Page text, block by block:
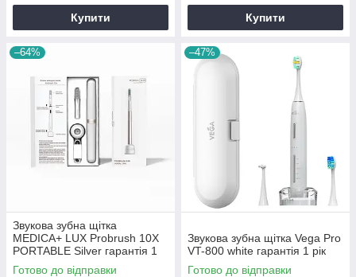
Купити Купити
–64%
Звукова зубна щітка
MEDICA+ LUX Probrush 10X
PORTABLE Silver гарантія 1
рік
Готово до відправки
–47%
Звукова зубна щітка Vega Pro
VT-800 white гарантія 1 рік
Готово до відправки